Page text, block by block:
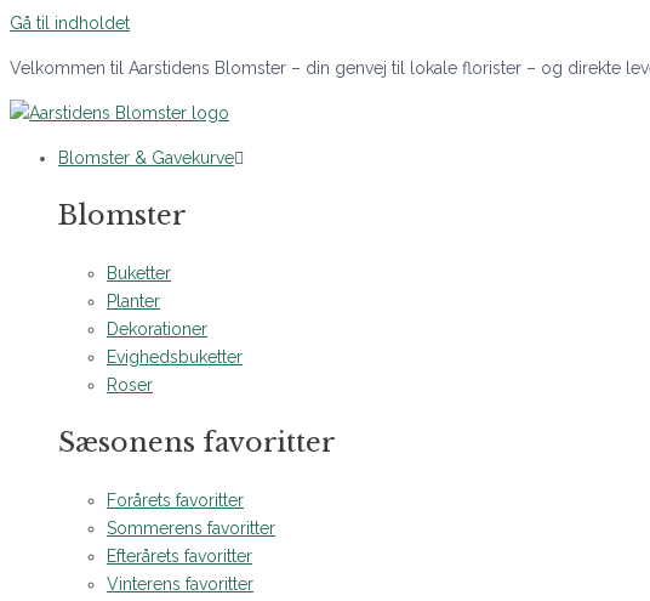
Gå til indholdet
Velkommen til Aarstidens Blomster – din genvej til lokale florister – og direkte
Blomster & Gavekurve
Blomster
Buketter
Planter
Dekorationer
Evighedsbuketter
Roser
Sæsonens favoritter
Forårets favoritter
Sommerens favoritter
Efterårets favoritter
Vinterens favoritter